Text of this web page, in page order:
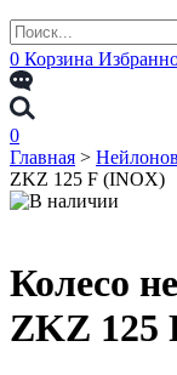
0 Корзина
0
Главная >
ZKZ 125 F (INOX)
Колесо
ZKZ 125